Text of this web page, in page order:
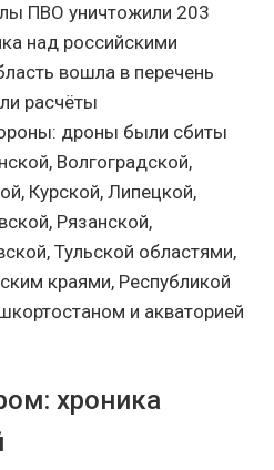
ПВО уничтожили 203
над российскими
вошла в перечень
расчёты
дроны были сбиты
Волгоградской,
Курской, Липецкой,
Рязанской,
Тульской областями,
краями, Республикой
и акваторией
хроника